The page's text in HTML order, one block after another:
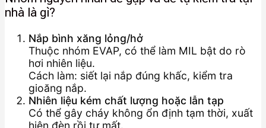
nhà là gì?
Nắp bình xăng lỏng/hở
Thuộc nhóm EVAP, có thể làm MIL bật do rò
hơi nhiên liệu.
Cách làm: siết lại nắp đúng khấc, kiểm tra
gioăng nắp.
Nhiên liệu kém chất lượng hoặc lẫn tạp
Có thể gây cháy không ổn định tạm thời, xuất
hiện đèn rồi tự mất.